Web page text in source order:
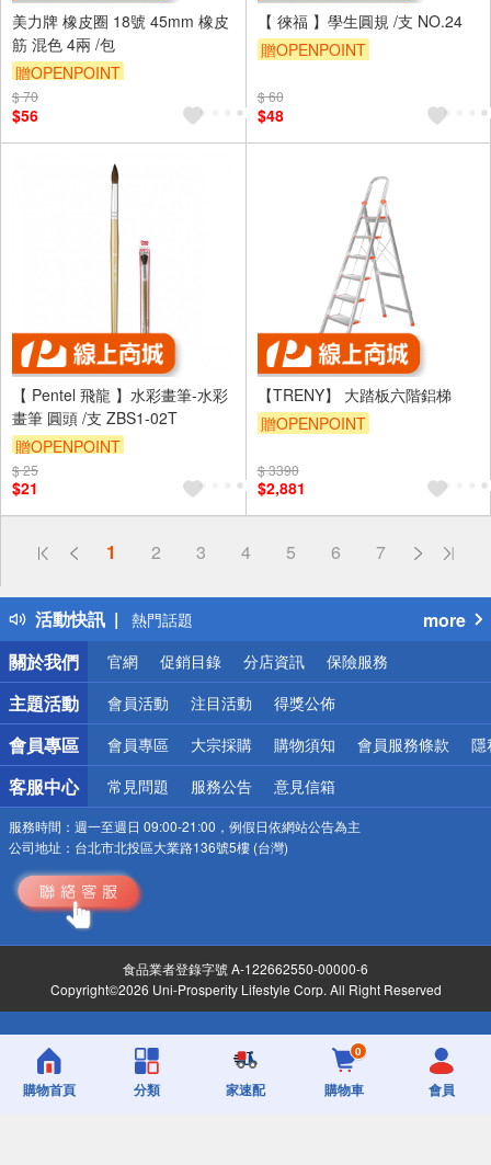
美力牌 橡皮圈 18號 45mm 橡皮
筋 混色 4兩 /包
贈OPENPOINT
$ 70
$56
【 徠福 】學生圓規 /支 NO.24
贈OPENPOINT
$ 60
$48
【 Pentel 飛龍 】水彩畫筆-水彩
畫筆 圓頭 /支 ZBS1-02T
贈OPENPOINT
$ 25
$21
【TRENY】 大踏板六階鋁梯
贈OPENPOINT
$ 3390
$2,881
1 2 3 4 5 6 7
活動快訊
偏遠地區配送
得獎公告
熱門話題
銀行優惠
偏遠地區配送
詐騙網頁！請小心！
more
關於我們
官網 促銷目錄 分店資訊 保險服務
主題活動 會員活動 注目活動 得獎公佈
會員專區 會員專區 大宗採購 購物須知 會員服務條款 隱
客服中心 常見問題 服務公告 意見信箱
服務時間： 週一至週日 09:00-21:00，例假日依網站公告為主
公司地址： 台北市北投區大業路136號5樓 (台灣)
食品業者登錄字號 A-122662550-00000-6
Copyright©2026 Uni-Prosperity Lifestyle Corp. All Right Reserved
購物首頁 分類 家速配
0
購物車 會員